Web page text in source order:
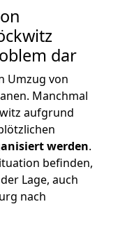
dar
Umzug von
Manchmal
aufgrund
werden.
befinden,
Lage, auch
nach